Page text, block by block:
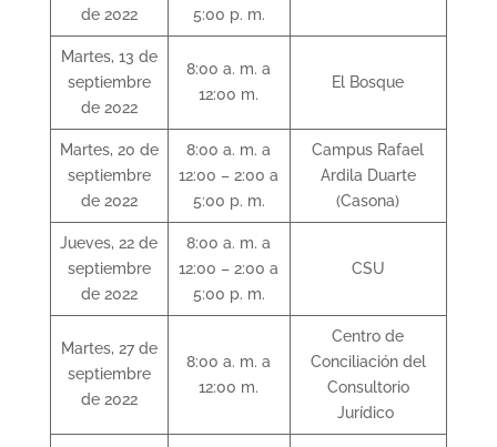
de 2022
5:00 p. m.
Martes, 13 de
septiembre
de 2022
8:00 a. m. a
12:00 m.
El Bosque
Martes, 20 de
septiembre
de 2022
8:00 a. m. a
12:00 – 2:00 a
5:00 p. m.
Campus Rafael
Ardila Duarte
(Casona)
Jueves, 22 de
septiembre
de 2022
8:00 a. m. a
12:00 – 2:00 a
5:00 p. m.
CSU
Martes, 27 de
septiembre
de 2022
8:00 a. m. a
12:00 m.
Centro de
Conciliación del
Consultorio
Jurídico